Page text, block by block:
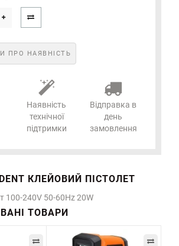
ПРО НАЯВНІСТЬ
Наявність
технічної
підтримки
Відправка в
день
замовлення
КЛЕЙОВИЙ ПІСТОЛЕТ
100-240V 50-60Hz 20W
ТОВАРИ